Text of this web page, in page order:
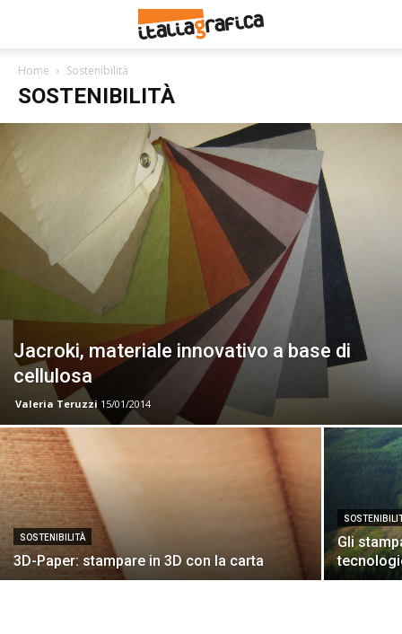
Home Sostenibilità
SOSTENIBILITÀ
Jacroki, materiale innovativo a base di
cellulosa
Valeria Teruzzi 15/01/2014
SOSTENIBILITÀ
3D-Paper: stampare in 3D con la carta
Gli